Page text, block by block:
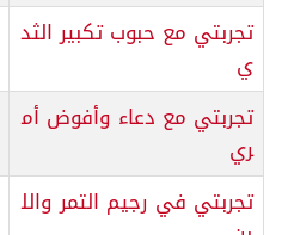
تجربتي مع حبوب تكبير الثد
ي
تجربتي مع دعاء وأفوض أم
ري
تجربتي في رجيم التمر والل